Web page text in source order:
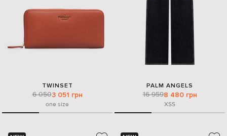
TWINSET
6 0503 051 грн
one size
PALM ANGELS
16 9598 480 грн
XSS